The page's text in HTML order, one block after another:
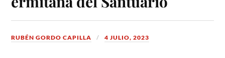
RUBÉN GORDO CAPILLA 4 JULIO, 2023